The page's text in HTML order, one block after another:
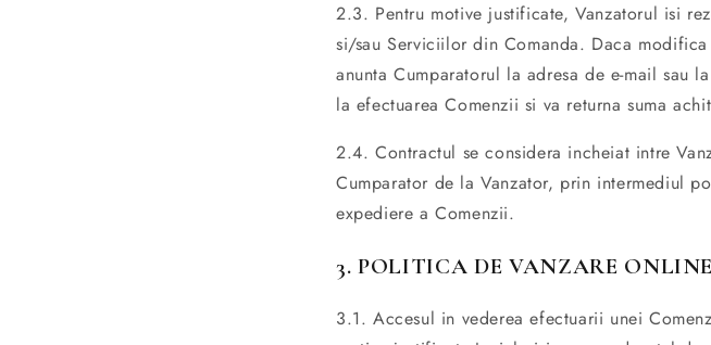
2.3. Pentru motive justificate, Vanzatorul isi
si/sau Serviciilor din Comanda. Daca
anunta Cumparatorul la adresa de e-mail sau
la efectuarea Comenzii si va returna suma
2.4. Contractul se considera incheiat intre
Cumparator de la Vanzator, prin intermediul
expediere a Comenzii.
3. POLITICA DE VANZARE ONLINE
3.1. Accesul in vederea efectuarii unei